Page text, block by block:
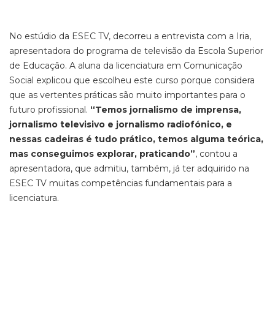
No estúdio da ESEC TV, decorreu a entrevista com a Iria,
apresentadora do programa de televisão da Escola Superior
de Educação. A aluna da licenciatura em Comunicação
Social explicou que escolheu este curso porque considera
que as vertentes práticas são muito importantes para o
futuro profissional. “Temos jornalismo de imprensa,
jornalismo televisivo e jornalismo radiofónico, e
nessas cadeiras é tudo prático, temos alguma teórica,
mas conseguimos explorar, praticando”, contou a
apresentadora, que admitiu, também, já ter adquirido na
ESEC TV muitas competências fundamentais para a
licenciatura.